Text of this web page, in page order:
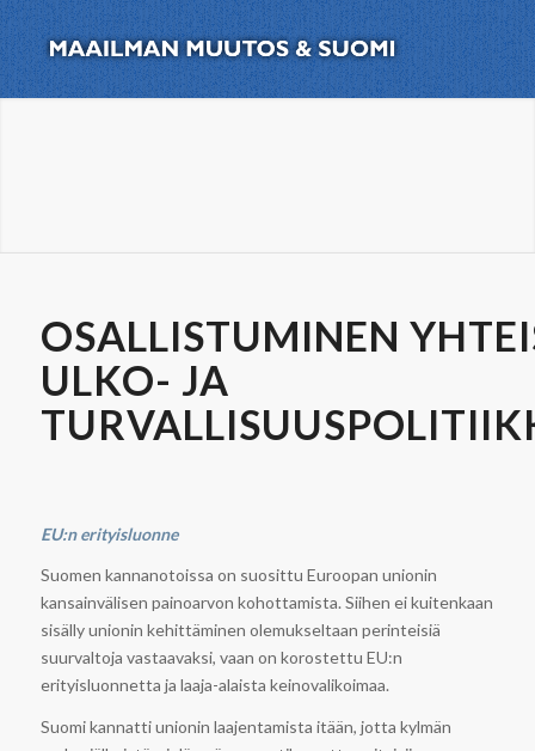
OSALLISTUMINEN
ULKO- JA
EU:n erityisluonne
Suomen kannanotoissa on suosittu Euroopan unionin
kansainvälisen painoarvon kohottamista. Siihen ei kuitenkaan
sisälly unionin kehittäminen olemukseltaan perinteisiä
suurvaltoja vastaavaksi, vaan on korostettu EU:n
erityisluonnetta ja laaja-alaista keinovalikoimaa.
Suomi kannatti unionin laajentamista itään, jotta kylmän